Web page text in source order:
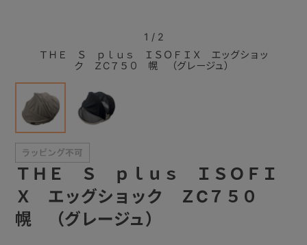
ＴＨＥ Ｓ ｐｌｕｓ ＩＳＯＦＩＸ エッグショッ
ク ＺC７５０ 幌 （グレージュ）
1 / 2
ＴＨＥ Ｓ ｐｌｕｓ ＩＳＯＦＩ
Ｘ エッグショック ＺC７５０
幌 （グレージュ）